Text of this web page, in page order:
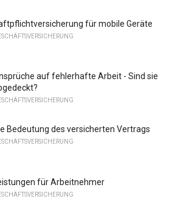
für mobile Geräte
auf fehlerhafte Arbeit - Sind sie
Bedeutung des versicherten Vertrags
für Arbeitnehmer